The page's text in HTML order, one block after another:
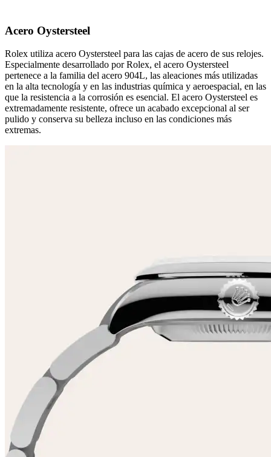
Acero Oystersteel
Rolex utiliza acero Oystersteel para las cajas de acero de sus relojes.
Especialmente desarrollado por Rolex, el acero Oystersteel
pertenece a la familia del acero 904L, las aleaciones más utilizadas
en la alta tecnología y en las industrias química y aeroespacial, en las
que la resistencia a la corrosión es esencial. El acero Oystersteel es
extremadamente resistente, ofrece un acabado excepcional al ser
pulido y conserva su belleza incluso en las condiciones más
extremas.